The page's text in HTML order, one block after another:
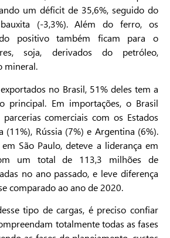
um déficit de 35,6%, seguido do
(-3,3%). Além do ferro, os
positivo também ficam para o
soja, derivados do petróleo,
mineral.
no Brasil, 51% deles tem a
principal. Em importações, o Brasil
comerciais com os Estados
(11%), Rússia (7%) e Argentina (6%).
São Paulo, deteve a liderança em
um total de 113,3 milhões de
no ano passado, e leve diferença
comparado ao ano de 2020.
tipo de cargas, é preciso confiar
totalmente todas as fases